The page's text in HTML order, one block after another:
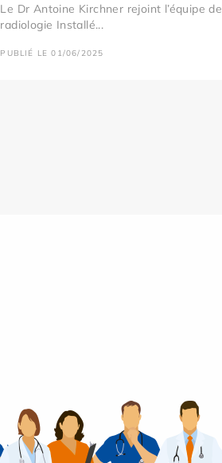
Le Dr Antoine Kirchner rejoint l’équipe de
radiologie Installé...
PUBLIÉ LE 01/06/2025